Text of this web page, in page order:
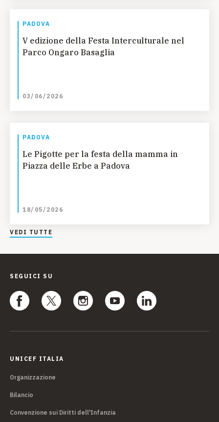
PADOVA
V edizione della Festa Interculturale nel
Parco Ongaro Basaglia
03/06/2026
PADOVA
Le Pigotte per la festa della mamma in
Piazza delle Erbe a Padova
18/05/2026
VEDI TUTTE
SEGUICI SU
UNICEF ITALIA
Organizzazione
Bilancio
Convenzione sui Diritti dell'Infanzia